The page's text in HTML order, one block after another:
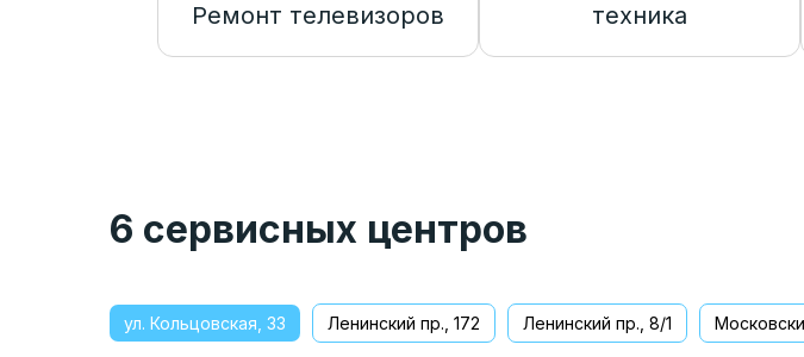
Ремонт телевизоров
техника
6 сервисных центров
ул. Кольцовская, 33 Ленинский пр., 172 Ленинский пр., 8/1